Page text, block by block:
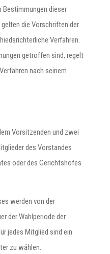
dieser
die Vorschriften der
Verfahren.
getroffen sind, regelt
nach seinem
Vorsitzenden und zwei
des Vorstandes
oder des Gerichtshofes
werden von der
der Wahlperiode der
jedes Mitglied sind ein
zu wählen.